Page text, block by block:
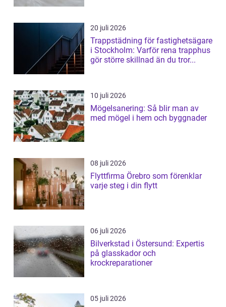
20 juli 2026
Trappstädning för fastighetsägare
i Stockholm: Varför rena trapphus
gör större skillnad än du tror...
10 juli 2026
Mögelsanering: Så blir man av
med mögel i hem och byggnader
08 juli 2026
Flyttfirma Örebro som förenklar
varje steg i din flytt
06 juli 2026
Bilverkstad i Östersund: Expertis
på glasskador och
krockreparationer
05 juli 2026